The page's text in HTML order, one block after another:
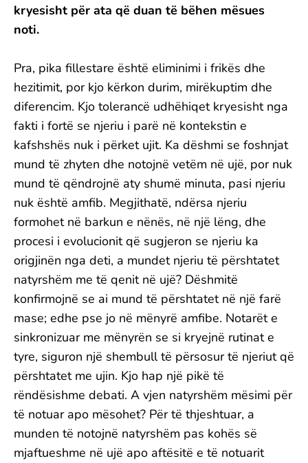
kryesisht për ata që duan të bëhen mësues
noti.
Pra, pika fillestare është eliminimi i frikës dhe
hezitimit, por kjo kërkon durim, mirëkuptim dhe
diferencim. Kjo tolerancë udhëhiqet kryesisht nga
fakti i fortë se njeriu i parë në kontekstin e
kafshshës nuk i përket ujit. Ka dëshmi se foshnjat
mund të zhyten dhe notojnë vetëm në ujë, por nuk
mund të qëndrojnë aty shumë minuta, pasi njeriu
nuk është amfib. Megjithatë, ndërsa njeriu
formohet në barkun e nënës, në një lëng, dhe
procesi i evolucionit që sugjeron se njeriu ka
origjinën nga deti, a mundet njeriu të përshtatet
natyrshëm me të qenit në ujë? Dëshmitë
konfirmojnë se ai mund të përshtatet në një farë
mase; edhe pse jo në mënyrë amfibe. Notarët e
sinkronizuar me mënyrën se si kryejnë rutinat e
tyre, siguron një shembull të përsosur të njeriut që
përshtatet me ujin. Kjo hap një pikë të
rëndësishme debati. A vjen natyrshëm mësimi për
të notuar apo mësohet? Për të thjeshtuar, a
munden të notojnë natyrshëm pas kohës së
mjaftueshme në ujë apo aftësitë e të notuarit